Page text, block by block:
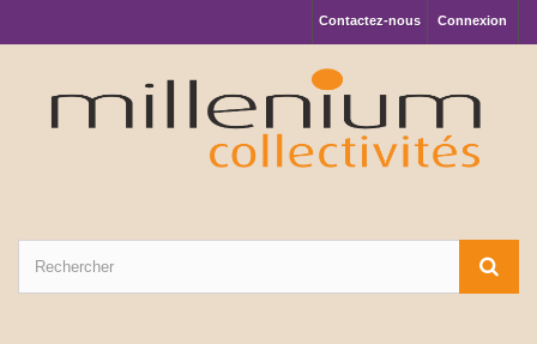
Connexion
Contactez-nous